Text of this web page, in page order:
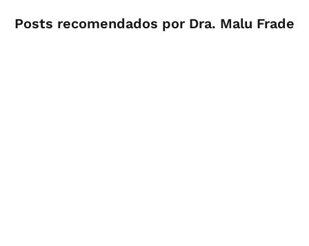
Posts recomendados por Dra. Malu Frade